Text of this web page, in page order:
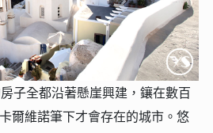
子全都沿著懸崖興建，鑲在數百
爾維諾筆下才會存在的城市。悠